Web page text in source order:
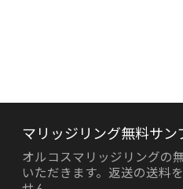
マリッジリング無料サン
オルコスマリッジリングの
いただきます。返送の送料